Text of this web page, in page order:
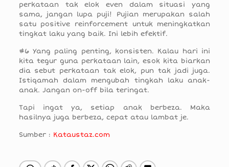
perkataan tak elok even dalam situasi yang
sama, jangan lupa puji! Pujian merupakan salah
satu positive reinforcement untuk meningkatkan
tingkat laku yang baik. Ini lebih efektif.
#6 Yang paling penting, konsisten. Kalau hari ini
kita tegur guna perkataan lain, esok kita biarkan
dia sebut perkataan tak elok, pun tak jadi juga.
Istiqamah dalam mengubah tingkah laku anak-
anak. Jangan on-off bila teringat.
Tapi ingat ya, setiap anak berbeza. Maka
hasilnya juga berbeza, cepat atau lambat je.
Sumber : Kataustaz.com